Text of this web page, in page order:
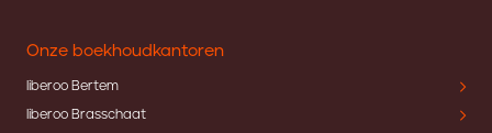
Onze boekhoudkantoren
liberoo Bertem
liberoo Brasschaat